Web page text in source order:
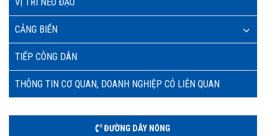
CẢNG BIỂN
TIẾP CÔNG DÂN
THÔNG TIN CƠ QUAN, DOANH NGHIỆP CÓ LIÊN QUAN
ĐƯỜNG DÂY NÓNG